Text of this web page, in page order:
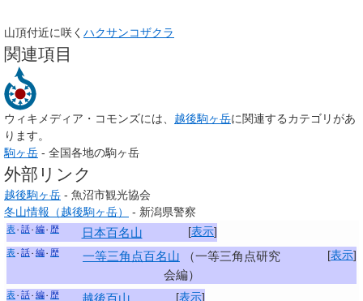
山頂付近に咲く ハクサンコザクラ
関連項目
ウィキメディア・コモンズには、 越後駒ヶ岳に関連するカテゴリがあ
ります。
駒ヶ岳 - 全国各地の駒ヶ岳
外部リンク
越後駒ヶ岳 - 魚沼市観光協会
冬山情報（越後駒ヶ岳）
- 新潟県警察
[表示]
表 話 編 歴 日本百名山
[表示]
表 話 編 歴 一等三角点百名山
（一等三角点研究
会編）
[表示]
表 話 編 歴